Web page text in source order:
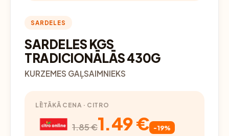
SARDELES
SARDELES KGS
TRADICIONĀLĀS 430G
KURZEMES GAĻSAIMNIEKS
LĒTĀKĀ CENA · CITRO
1.85 €1.49 € -19%